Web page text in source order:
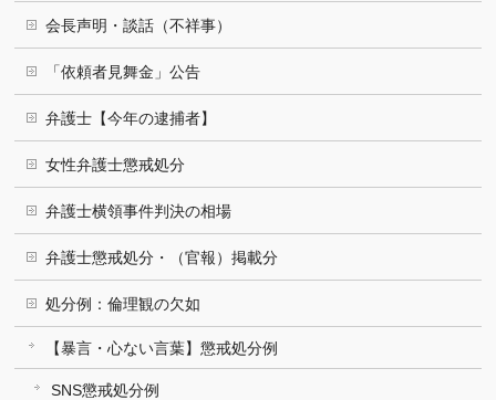
会長声明・談話（不祥事）
「依頼者見舞金」公告
弁護士【今年の逮捕者】
女性弁護士懲戒処分
弁護士横領事件判決の相場
弁護士懲戒処分・（官報）掲載分
処分例：倫理観の欠如
【暴言・心ない言葉】懲戒処分例
SNS懲戒処分例